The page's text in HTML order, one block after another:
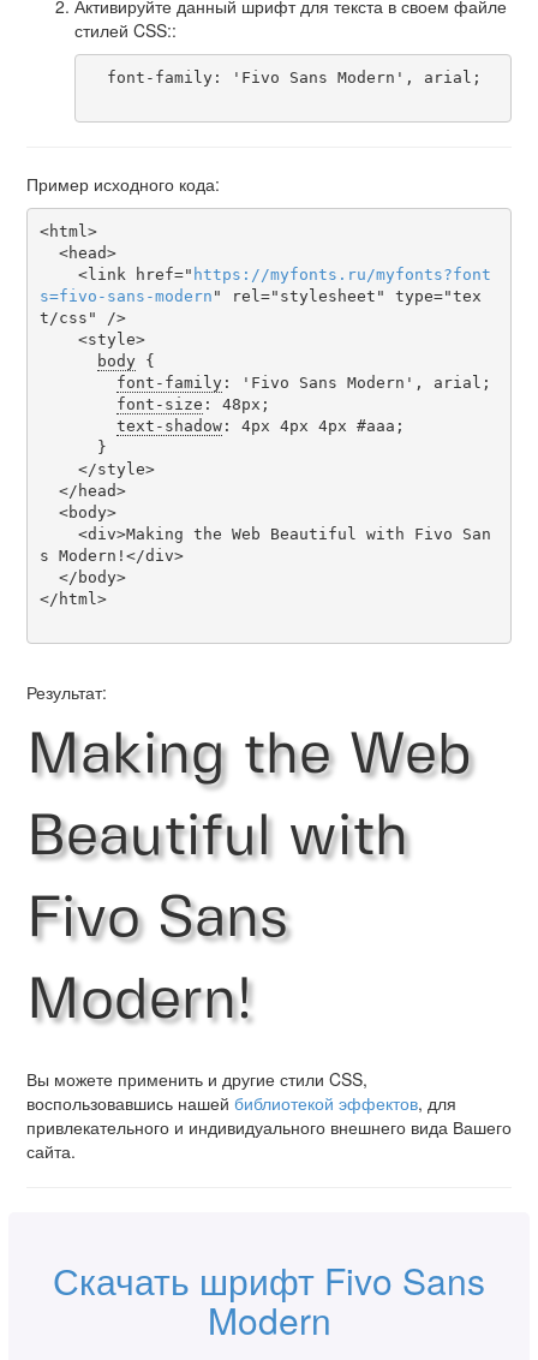
Активируйте данный шрифт для текста в своем файле
стилей CSS::
Пример исходного кода:
<html>
    <link href="
https ://myfonts . ru /myfonts?font
s=fivo-sans-modern " rel="stylesheet" type="tex
t/css" />
body {
font-family: 'Fivo Sans Modern', arial;
font-size : 48px;
text-shadow: 4px 4px 4px #aaa;
s Modern!</div>
</html>
Результат:
Making the Web
Beautiful with
Fivo Sans
Modern!
Вы можете применить и другие стили CSS,
воспользовавшись нашей библиотекой эффектов, для
привлекательного и индивидуального внешнего вида Вашего
сайта.
Скачать шрифт Fivo Sans
Modern